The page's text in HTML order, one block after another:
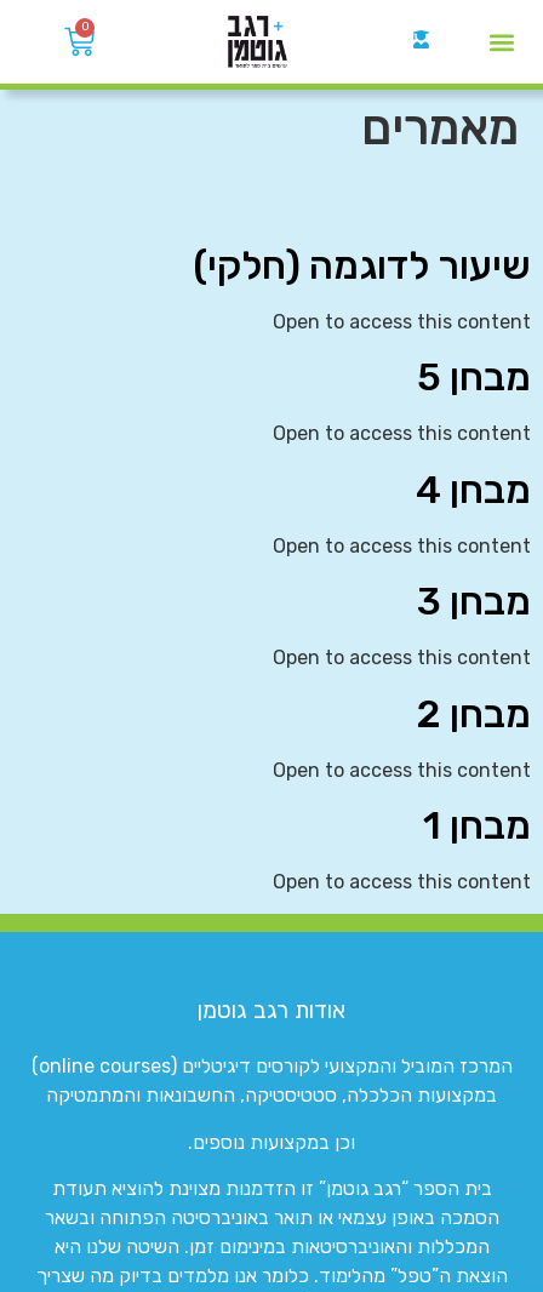
0
מאמרים
שיעור לדוגמה (חלקי)
Open to access this content
מבחן 5
Open to access this content
מבחן 4
Open to access this content
מבחן 3
Open to access this content
מבחן 2
Open to access this content
מבחן 1
Open to access this content
אודות רגב גוטמן
המרכז המוביל והמקצועי לקורסים דיגיטליים (online courses)
במקצועות הכלכלה, סטטיסטיקה, החשבונאות והמתמטיקה
וכן במקצועות נוספים.
בית הספר “רגב גוטמן” זו הזדמנות מצוינת להוציא תעודת
הסמכה באופן עצמאי או תואר באוניברסיטה הפתוחה ובשאר
המכללות והאוניברסיטאות במינימום זמן. השיטה שלנו היא
הוצאת ה”טפל” מהלימוד. כלומר אנו מלמדים בדיוק מה שצריך